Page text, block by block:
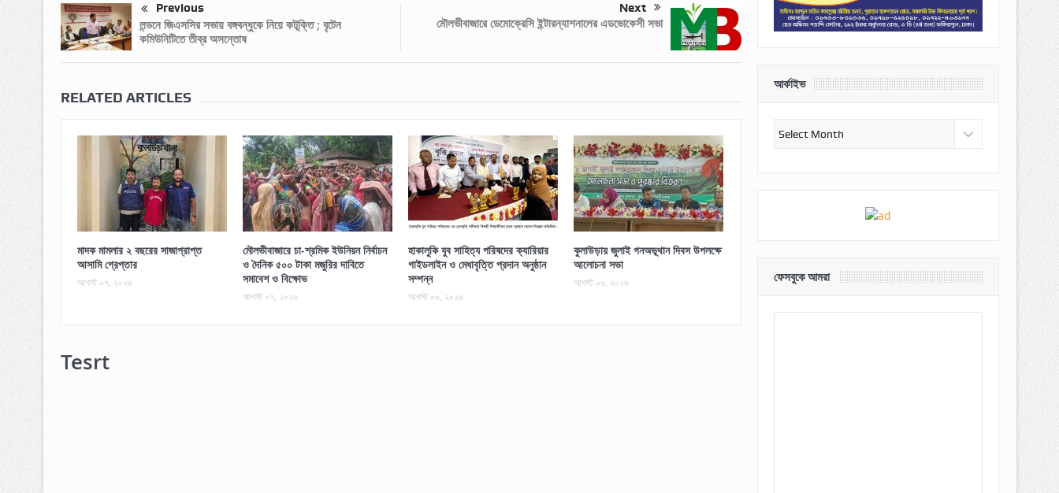
Previous
লন্ডনে জিএসসির সভায় বঙ্গবন্ধুকে নিয়ে কটূক্তি ; বৃটেন
কমিউনিটিতে তীব্র অসন্তোষ
Next
মৌলভীবাজারে ডেমোক্রেসি ইন্টারন্যাশনালের এডভোকেসী সভা
RELATED ARTICLES
মাদক মামলার ২ বছরের সাজাপ্রাপ্ত
আসামি গ্রেপ্তার
আগস্ট ০৭, ২০২৬
মৌলভীবাজারে চা-শ্রমিক ইউনিয়ন নির্বাচন
ও দৈনিক ৫০০ টাকা মজুরির দাবিতে
সমাবেশ ও বিক্ষোভ
আগস্ট ০৭, ২০২৬
হাকালুকি যুব সাহিত্য পরিষদের ক্যারিয়ার
গাইডলাইন ও মেধাবৃত্তি প্রদান অনুষ্ঠান
সম্পন্ন
আগস্ট ০৬, ২০২৬
কুলাউড়ায় জুলাই গনঅভূথান দিবস উপলক্ষে
আলোচনা সভা
আগস্ট ০৬, ২০২৬
Tesrt
আর্কাইভ
আর্কাইভ
ফেসবুকে আমরা